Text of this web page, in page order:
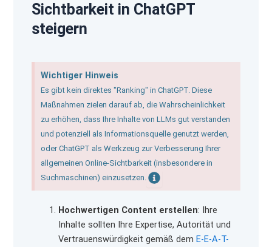
Sichtbarkeit in ChatGPT
steigern
Wichtiger Hinweis
Es gibt kein direktes "Ranking" in ChatGPT. Diese
Maßnahmen zielen darauf ab, die Wahrscheinlichkeit
zu erhöhen, dass Ihre Inhalte von LLMs gut verstanden
und potenziell als Informationsquelle genutzt werden,
oder ChatGPT als Werkzeug zur Verbesserung Ihrer
allgemeinen Online-Sichtbarkeit (insbesondere in
Suchmaschinen) einzusetzen.
Hochwertigen Content erstellen: Ihre
Inhalte sollten Ihre Expertise, Autorität und
Vertrauenswürdigkeit gemäß demE-E-A-T-